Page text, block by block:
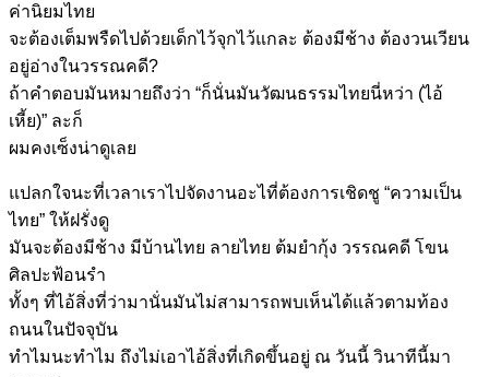
ค่านิยมไทย
จะต้องเต็มพรืดไปด้วยเด็กไว้จุกไว้แกละ ต้องมีช้าง ต้องวนเวียน
อยู่อ่างในวรรณคดี?
ถ้าคำตอบมันหมายถึงว่า “ก็นั่นมันวัฒนธรรมไทยนี่หว่า (ไอ้
เหี้ย)” ละก็
ผมคงเซ็งน่าดูเลย
แปลกใจนะที่เวลาเราไปจัดงานอะไที่ต้องการเชิดชู “ความเป็น
ไทย” ให้ฝรั่งดู
มันจะต้องมีช้าง มีบ้านไทย ลายไทย ต้มยำกุ้ง วรรณคดี โขน
ศิลปะฟ้อนรำ
ทั้งๆ ที่ไอ้สิ่งที่ว่ามานั่นมันไม่สามารถพบเห็นได้แล้วตามท้อง
ถนนในปัจจุบัน
ทำไมนะทำไม ถึงไม่เอาไอ้สิ่งที่เกิดขึ้นอยู่ ณ วันนี้ วินาทีนี้มา